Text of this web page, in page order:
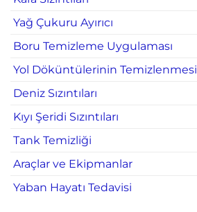
Yağ Çukuru Ayırıcı
Boru Temizleme Uygulaması
Yol Döküntülerinin Temizlenmesi
Deniz Sızıntıları
Kıyı Şeridi Sızıntıları
Tank Temizliği
Araçlar ve Ekipmanlar
Yaban Hayatı Tedavisi